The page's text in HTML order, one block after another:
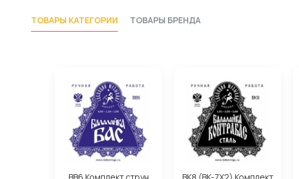
ТОВАРЫ КАТЕГОРИИ ТОВАРЫ БРЕНДА